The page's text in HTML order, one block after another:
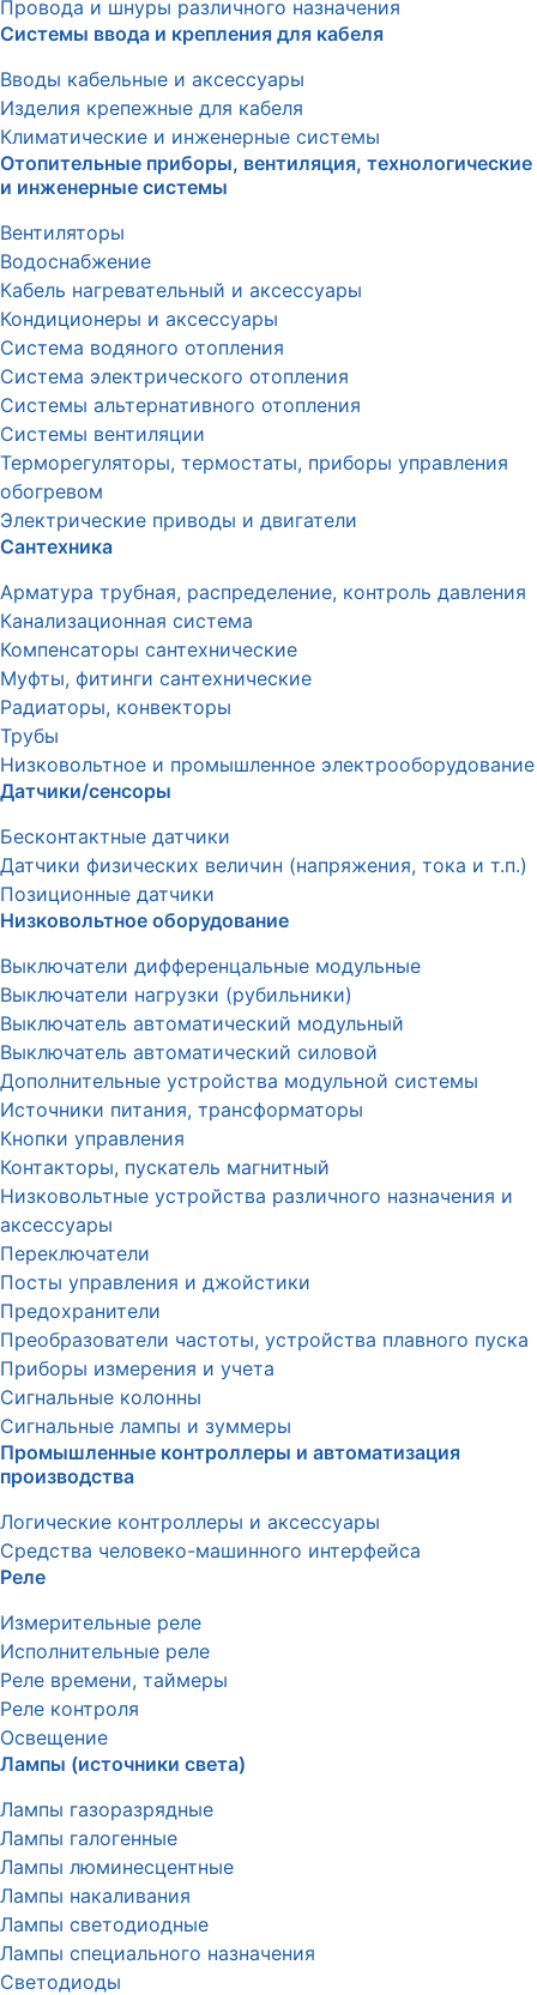
Провода и шнуры различного назначения
Системы ввода и крепления для кабеля
Вводы кабельные и аксессуары
Изделия крепежные для кабеля
Климатические и инженерные системы
Отопительные приборы, вентиляция, технологические
и инженерные системы
Вентиляторы
Водоснабжение
Кабель нагревательный и аксессуары
Кондиционеры и аксессуары
Система водяного отопления
Система электрического отопления
Системы альтернативного отопления
Системы вентиляции
Терморегуляторы, термостаты, приборы управления
обогревом
Электрические приводы и двигатели
Сантехника
Арматура трубная, распределение, контроль давления
Канализационная система
Компенсаторы сантехнические
Муфты, фитинги сантехнические
Радиаторы, конвекторы
Трубы
Низковольтное и промышленное электрооборудование
Датчики/сенсоры
Бесконтактные датчики
Датчики физических величин (напряжения, тока и т.п.)
Позиционные датчики
Низковольтное оборудование
Выключатели дифференцальные модульные
Выключатели нагрузки (рубильники)
Выключатель автоматический модульный
Выключатель автоматический силовой
Дополнительные устройства модульной системы
Источники питания, трансформаторы
Кнопки управления
Контакторы, пускатель магнитный
Низковольтные устройства различного назначения и
аксессуары
Переключатели
Посты управления и джойстики
Предохранители
Преобразователи частоты, устройства плавного пуска
Приборы измерения и учета
Сигнальные колонны
Сигнальные лампы и зуммеры
Промышленные контроллеры и автоматизация
производства
Логические контроллеры и аксессуары
Средства человеко-машинного интерфейса
Реле
Измерительные реле
Исполнительные реле
Реле времени, таймеры
Реле контроля
Освещение
Лампы (источники света)
Лампы газоразрядные
Лампы галогенные
Лампы люминесцентные
Лампы накаливания
Лампы светодиодные
Лампы специального назначения
Светодиоды